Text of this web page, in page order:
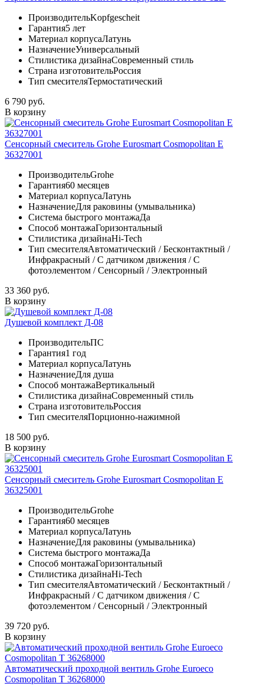
ПроизводительKopfgescheit
Гарантия5 лет
Материал корпусаЛатунь
НазначениеУниверсальный
Стилистика дизайнаСовременный стиль
Страна изготовительРоссия
Тип смесителяТермостатический
6 790 руб.
В корзину
Сенсорный смеситель Grohe Eurosmart Cosmopolitan E
36327001
ПроизводительGrohe
Гарантия60 месяцев
Материал корпусаЛатунь
НазначениеДля раковины (умывальника)
Система быстрого монтажаДа
Способ монтажаГоризонтальный
Стилистика дизайнаHi-Tech
Тип смесителяАвтоматический / Бесконтактный /
Инфракрасный / С датчиком движения / С
фотоэлементом / Сенсорный / Электронный
33 360 руб.
В корзину
Душевой комплект Д-08
ПроизводительПС
Гарантия1 год
Материал корпусаЛатунь
НазначениеДля душа
Способ монтажаВертикальный
Стилистика дизайнаСовременный стиль
Страна изготовительРоссия
Тип смесителяПорционно-нажимной
18 500 руб.
В корзину
Сенсорный смеситель Grohe Eurosmart Cosmopolitan E
36325001
ПроизводительGrohe
Гарантия60 месяцев
Материал корпусаЛатунь
НазначениеДля раковины (умывальника)
Система быстрого монтажаДа
Способ монтажаГоризонтальный
Стилистика дизайнаHi-Tech
Тип смесителяАвтоматический / Бесконтактный /
Инфракрасный / С датчиком движения / С
фотоэлементом / Сенсорный / Электронный
39 720 руб.
В корзину
Автоматический проходной вентиль Grohe Euroeco
Cosmopolitan T 36268000